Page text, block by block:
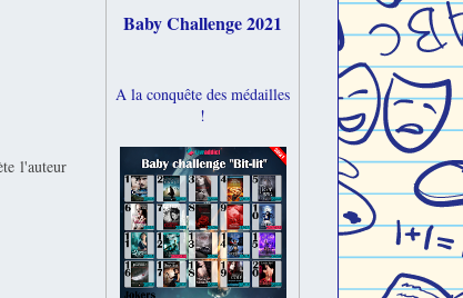
l'auteur
Baby Challenge 2021
A la conquête des médailles
!